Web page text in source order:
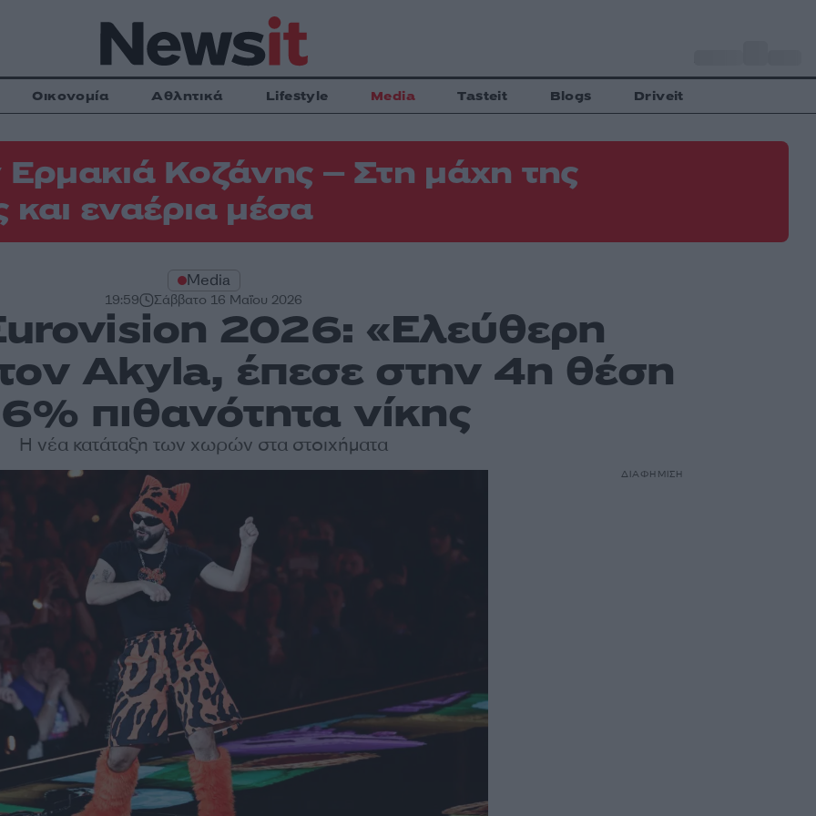
Οικονομία Αθλητικά Lifestyle Media Tasteit Blogs Driveit
Κοζάνης – Στη μάχη της
εναέρια μέσα
Media
19:59 Σάββατο 16 Μαΐου 2026
2026: «Ελεύθερη
Akyla, έπεσε στην 4η θέση
πιθανότητα νίκης
Η νέα κατάταξη των χωρών στα στοιχήματα
ΔΙΑΦΗΜΙΣΗ